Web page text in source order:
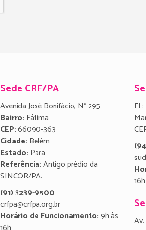
Sede CRF/PA
Avenida José Bonifácio, N° 295
Bairro: Fátima
CEP:66090-363
Cidade: Belém
Estado: Para
Referência:Antigo prédio da
SINCOR/PA.
(91) 3239-9500
crfpa@crfpa.org.br
Horário de Funcionamento:9h às
16h